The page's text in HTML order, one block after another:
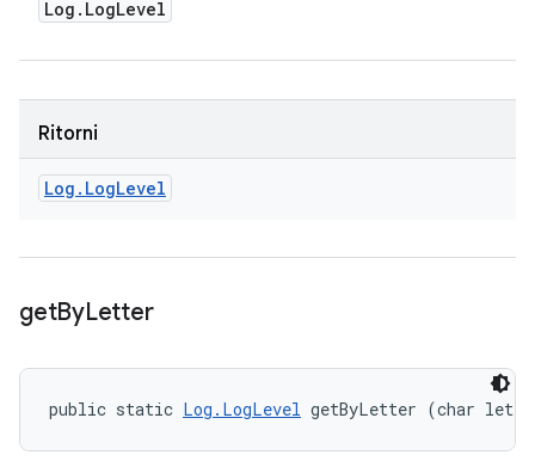
Log . LogLevel
Ritorni
Log . LogLevel
getByLetter
public static Log.LogLevel getByLetter (char